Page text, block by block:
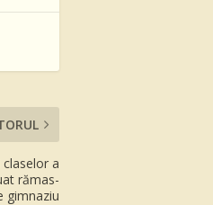
a
rămas-
gimnaziu